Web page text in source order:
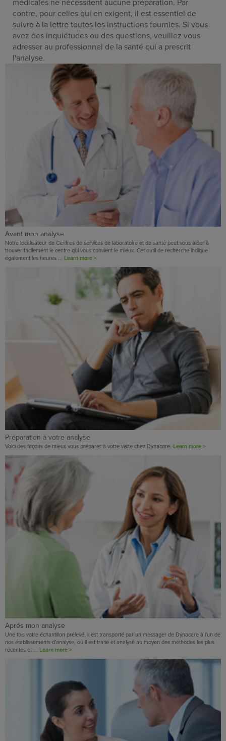
médicales ne nécessitent aucune préparation. Par
contre, pour celles qui en exigent, il est essentiel de
suivre à la lettre toutes les instructions fournies. Si vous
avez des inquiétudes ou des questions, veuillez vous
adresser au professionnel de la santé qui a prescrit
l'analyse.
Avant mon analyse
Notre localisateur de Centres de services de laboratoire et de santé peut vous aider à
trouver facilement le centre qui vous convient le mieux. Cet outil de recherche indique
également les heures ... Learn more >
Préparation à votre analyse
Voici des façons de mieux vous préparer à votre visite chez Dynacare. Learn more >
Aprés mon analyse
Une fois votre échantillon prélevé, il est transporté par un messager de Dynacare à l'un de
nos établissements d'analyse, où il est traité et analysé au moyen des méthodes les plus
récentes et ... Learn more >